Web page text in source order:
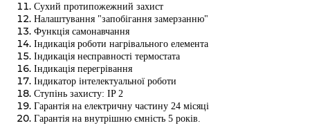
Сухий протипожежний захист
Налаштування "запобігання замерзанню"
Функція самонавчання
Індикація роботи нагрівального елемента
Індикація несправності термостата
Індикація перегрівання
Індикатор інтелектуальної роботи
Ступінь захисту: IP 2
Гарантія на електричну частину 24 місяці
Гарантія на внутрішню ємність 5 років.